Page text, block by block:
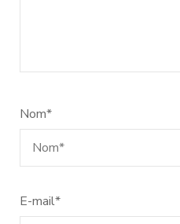
Nom*
E-mail*